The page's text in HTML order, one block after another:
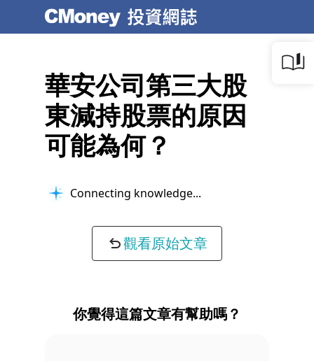
華安公司第三大股
東減持股票的原因
可能為何？
Connecting knowledge...
觀看原始文章
你覺得這篇文章有幫助嗎？